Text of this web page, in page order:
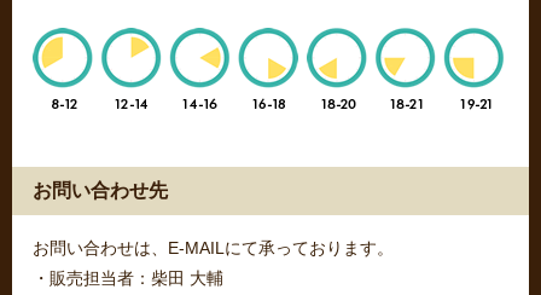
お問い合わせ先
お問い合わせは、E-MAILにて承っております。
・販売担当者：柴田 大輔